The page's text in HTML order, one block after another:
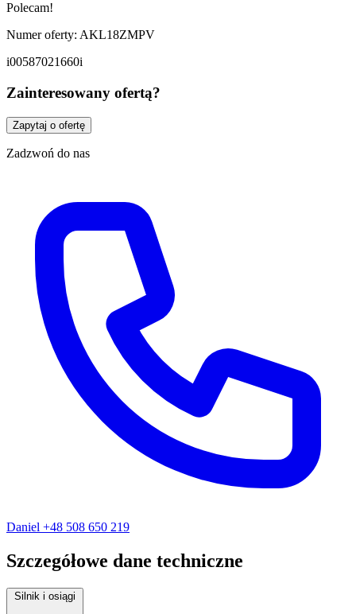
Polecam!
Numer oferty: AKL18ZMPV
i00587021660i
Zainteresowany ofertą?
Zapytaj o ofertę
Zadzwoń do nas
Daniel +48 508 650 219
Szczegółowe dane techniczne
Silnik i osiągi